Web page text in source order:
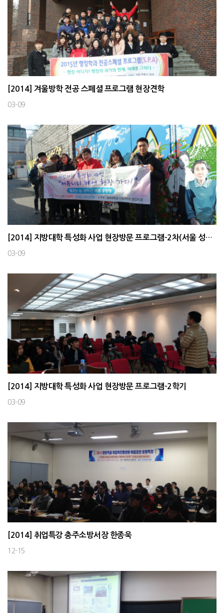
[2014] 겨울방학 전공 스페셜 프로그램 현장견학
03-09
[2014] 지방대학 특성화 사업 현장방문 프로그램-2차(서울 성미산)
03-09
[2014] 지방대학 특성화 사업 현장방문 프로그램-2학기
03-09
[2014] 취업특강 충주소방서장 한종욱
12-15